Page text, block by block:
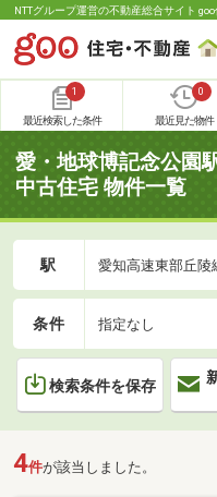
NTTグループ運営の不動産総合サイト
1
最近検索した条件
0
最近見た物件
愛・地球博記念公園
中古住宅 物件一覧
駅 愛知高速東部丘陵
条件 指定なし
検索条件を保存
4件が該当しました。